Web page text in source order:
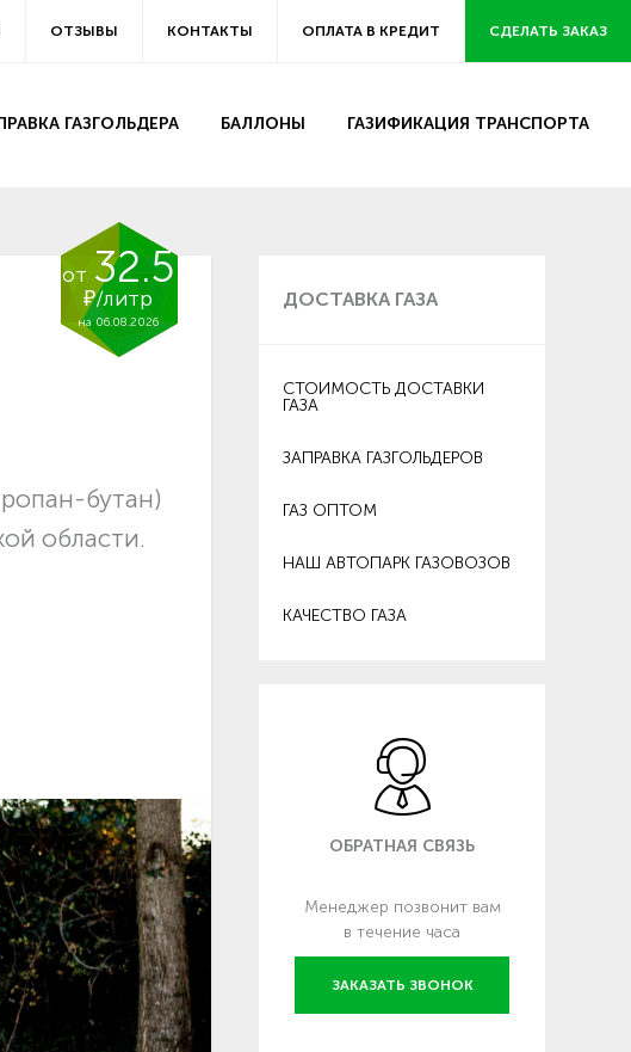
ОТЗЫВЫ КОНТАКТЫ ОПЛАТА В КРЕДИТ СДЕЛАТЬ ЗАКАЗ
ГАЗГОЛЬДЕРА БАЛЛОНЫ ГАЗИФИКАЦИЯ ТРАНСПОРТА
от 32.5
₽/литр
на 06.08.2026
бутан)
области.
ДОСТАВКА ГАЗА
СТОИМОСТЬ ДОСТАВКИ
ГАЗА
ЗАПРАВКА ГАЗГОЛЬДЕРОВ
ГАЗ ОПТОМ
НАШ АВТОПАРК ГАЗОВОЗОВ
КАЧЕСТВО ГАЗА
ОБРАТНАЯ СВЯЗЬ
Менеджер позвонит вам
в течение часа
ЗАКАЗАТЬ ЗВОНОК